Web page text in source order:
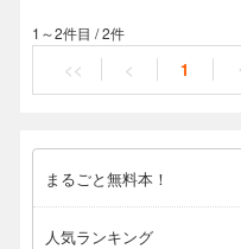
――。京都
の「業」
1～2件目 /2件
<< < 1 ・
まるごと無料本！
人気ランキング